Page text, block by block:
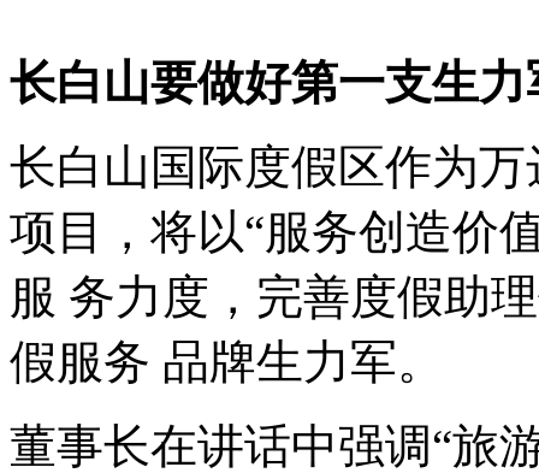
长白山要做好第一支生力
长白山国际度假区作为
项目，将以“服务创造价
服 务力度，完善度假助
假服务 品牌生力军。
董事长在讲话中强调“旅